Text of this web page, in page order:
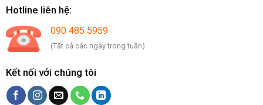
Hotline liên hệ:
090 485 5959
(Tất cả các ngày trong tuần)
Kết nối với chúng tôi